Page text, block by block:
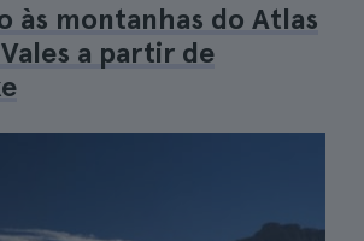
às montanhas do Atlas
a partir de